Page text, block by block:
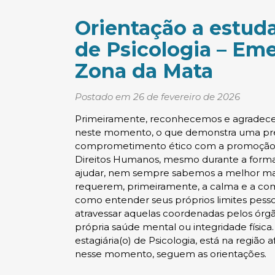
Orientação a
de Psicologia –
Zona da Mata
Postado em 26 de fevereiro de 2026
Primeiramente, reconhecemos e
neste momento, o que demonstra uma
comprometimento ético com a promoção
Direitos Humanos, mesmo durante a
ajudar, nem sempre sabemos a melhor
requerem, primeiramente, a calma e a
como entender seus próprios limites
atravessar aquelas coordenadas pelos
própria saúde mental ou integridade
estagiária(o) de Psicologia, está na
nesse momento, seguem as orientações.